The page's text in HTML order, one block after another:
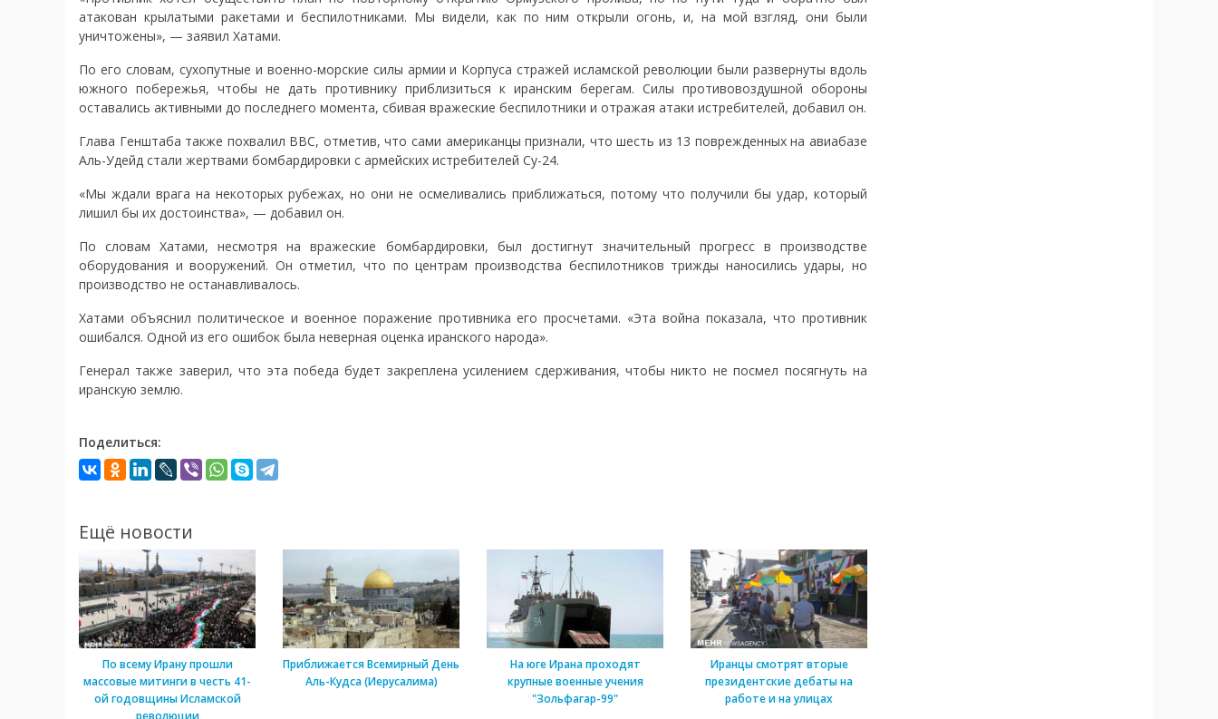
атакован крылатыми ракетами и беспилотниками. Мы видели, как по ним открыли огонь, и, на мой взгляд, они были
уничтожены», — заявил Хатами.
По его словам, сухопутные и военно-морские силы армии и Корпуса стражей исламской революции были развернуты вдоль
южного побережья, чтобы не дать противнику приблизиться к иранским берегам. Силы противовоздушной обороны
оставались активными до последнего момента, сбивая вражеские беспилотники и отражая атаки истребителей, добавил он.
Глава Генштаба также похвалил ВВС, отметив, что сами американцы признали, что шесть из 13 поврежденных на авиабазе
Аль-Удейд стали жертвами бомбардировки с армейских истребителей Су-24.
«Мы ждали врага на некоторых рубежах, но они не осмеливались приближаться, потому что получили бы удар, который
лишил бы их достоинства», — добавил он.
По словам Хатами, несмотря на вражеские бомбардировки, был достигнут значительный прогресс в производстве
оборудования и вооружений. Он отметил, что по центрам производства беспилотников трижды наносились удары, но
производство не останавливалось.
Хатами объяснил политическое и военное поражение противника его просчетами. «Эта война показала, что противник
ошибался. Одной из его ошибок была неверная оценка иранского народа».
Генерал также заверил, что эта победа будет закреплена усилением сдерживания, чтобы никто не посмел посягнуть на
иранскую землю.
Поделиться:
Ещё новости
По всему Ирану прошли
массовые митинги в честь 41-
ой годовщины Исламской
революции
Приближается Всемирный День
Аль-Кудса (Иерусалима)
На юге Ирана проходят
крупные военные учения
"Зольфагар-99"
Иранцы смотрят вторые
президентские дебаты на
работе и на улицах